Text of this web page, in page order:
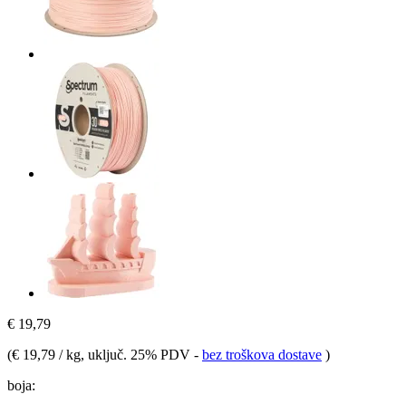
€ 19,79
(€ 19,79 / kg, uključ. 25% PDV - bez troškova dostave )
boja: